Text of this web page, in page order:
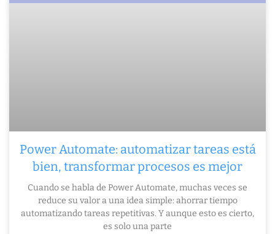
Power Automate: automatizar tareas está
bien, transformar procesos es mejor
Cuando se habla de Power Automate, muchas veces se
reduce su valor a una idea simple: ahorrar tiempo
automatizando tareas repetitivas. Y aunque esto es cierto,
es solo una parte